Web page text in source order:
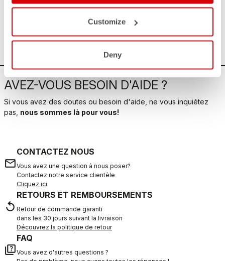
Customize
Deny
AVEZ-VOUS BESOIN D'AIDE ?
Si vous avez des doutes ou besoin d'aide, ne vous inquiétez
pas, nous sommes là pour vous!
email
CONTACTEZ NOUS
Vous avez une question à nous poser?
Contactez notre service clientèle
Cliquez ici.
replay
RETOURS ET REMBOURSEMENTS
Retour de commande garanti
dans les 30 jours suivant la livraison
Découvrez la politique de retour
quiz
FAQ
Vous avez d'autres questions ?